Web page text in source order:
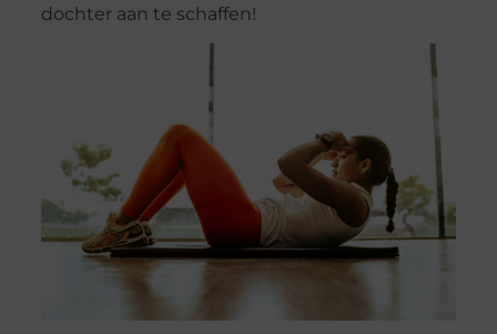
dochter aan te schaffen!